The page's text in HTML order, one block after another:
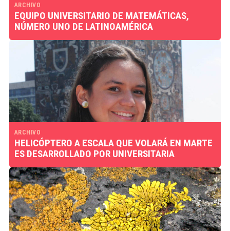
ARCHIVO
EQUIPO UNIVERSITARIO DE MATEMÁTICAS,
NÚMERO UNO DE LATINOAMÉRICA
ARCHIVO
HELICÓPTERO A ESCALA QUE VOLARÁ EN MARTE
ES DESARROLLADO POR UNIVERSITARIA